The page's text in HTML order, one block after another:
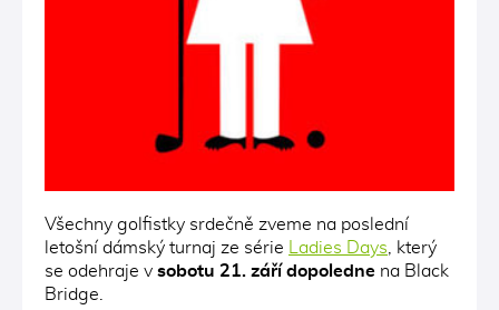
Všechny golfistky srdečně zveme na poslední
letošní dámský turnaj ze série
Ladies Days , který
se odehraje v sobotu 21. září dopoledne na Black
Bridge.